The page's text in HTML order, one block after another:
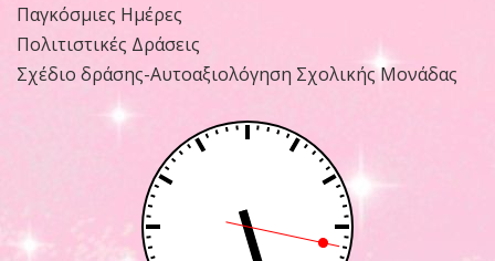
Παγκόσμιες Ημέρες
Πολιτιστικές Δράσεις
Σχέδιο δράσης-Αυτοαξιολόγηση Σχολικής Μονάδας